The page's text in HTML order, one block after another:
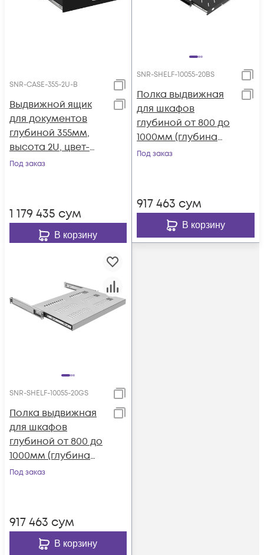
SNR-CASE-355-2U-B
Выдвижной ящик
для документов
глубиной 355мм,
высота 2U, цвет-
черный (SNR-CASE-
Под заказ
1 179 435 сум
В корзину
SNR-SHELF-10055-20BS
Полка выдвижная
для шкафов
глубиной от 800 до
1000мм (глубина
полки 550мм),
Под заказ
917 463 сум
В корзину
SNR-SHELF-10055-20GS
Полка выдвижная
для шкафов
глубиной от 800 до
1000мм (глубина
полки 550мм),
Под заказ
917 463 сум
В корзину